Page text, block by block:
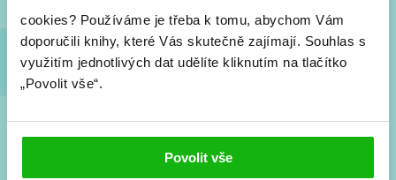
cookies? Používáme je třeba k tomu, abychom Vám
doporučili knihy, které Vás skutečně zajímají. Souhlas s
využitím jednotlivých dat udělíte kliknutím na tlačítko
„Povolit vše“.
Povolit vše
Souhlasím spodmínkami zpracování osobních údajů